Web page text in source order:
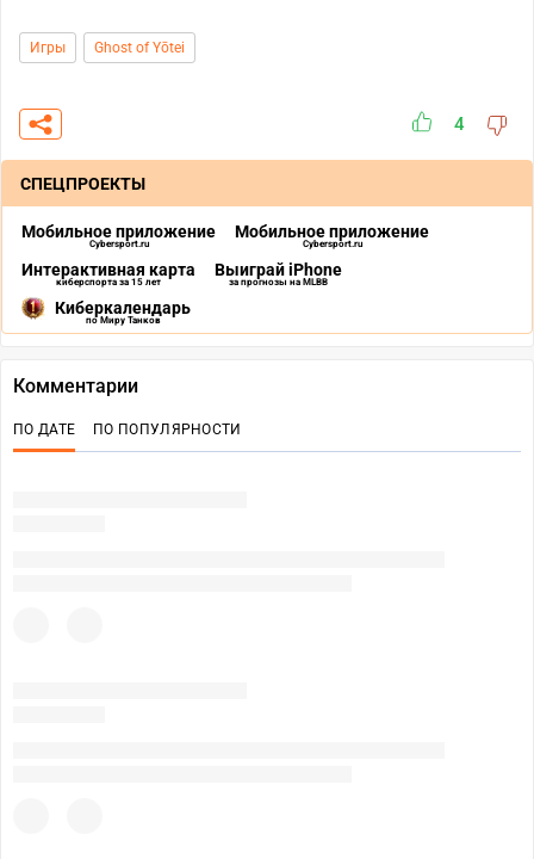
Игры Ghost of Yōtei
4
СПЕЦПРОЕКТЫ
Мобильное приложение
Cybersport.ru
Мобильное приложение
Cybersport.ru
Интерактивная карта
киберспорта за 15 лет
Выиграй iPhone
за прогнозы на MLBB
Киберкалендарь
по Миру Танков
Комментарии
ПО ДАТЕ ПО ПОПУЛЯРНОСТИ